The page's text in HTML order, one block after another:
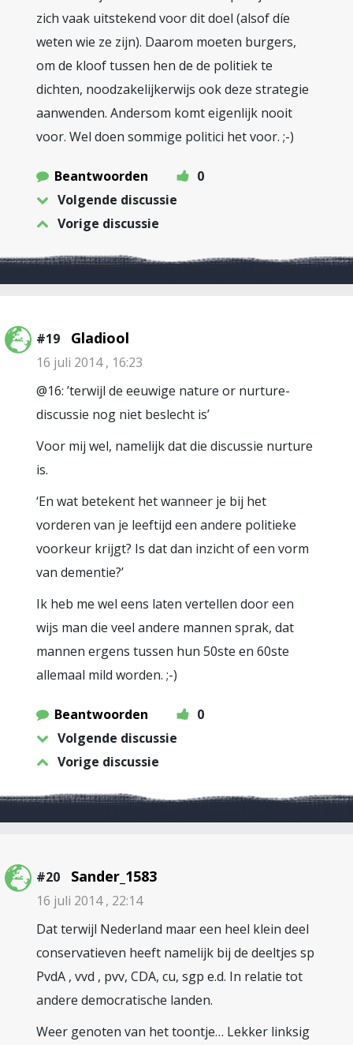
zich vaak uitstekend voor dit doel (alsof díe
weten wie ze zijn). Daarom moeten burgers,
om de kloof tussen hen de de politiek te
dichten, noodzakelijkerwijs ook deze strategie
aanwenden. Andersom komt eigenlijk nooit
voor. Wel doen sommige politici het voor. ;-)
Beantwoorden
0
Volgende discussie
Vorige discussie
#19 Gladiool
16 juli 2014 , 16:23
@16: ’terwijl de eeuwige nature or nurture-
discussie nog niet beslecht is’
Voor mij wel, namelijk dat die discussie nurture
is.
‘En wat betekent het wanneer je bij het
vorderen van je leeftijd een andere politieke
voorkeur krijgt? Is dat dan inzicht of een vorm
van dementie?’
Ik heb me wel eens laten vertellen door een
wijs man die veel andere mannen sprak, dat
mannen ergens tussen hun 50ste en 60ste
allemaal mild worden. ;-)
Beantwoorden
0
Volgende discussie
Vorige discussie
#20 Sander_1583
16 juli 2014 , 22:14
Dat terwijl Nederland maar een heel klein deel
conservatieven heeft namelijk bij de deeltjes sp
PvdA , vvd , pvv, CDA, cu, sgp e.d. In relatie tot
andere democratische landen.
Weer genoten van het toontje… Lekker linksig